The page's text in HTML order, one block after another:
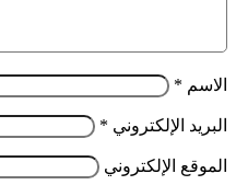
الاسم *
البريد الإلكتروني *
الموقع الإلكتروني